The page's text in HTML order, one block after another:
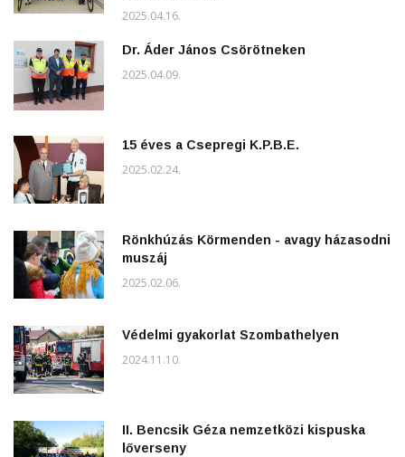
2025.04.16.
Dr. Áder János Csörötneken
2025.04.09.
15 éves a Csepregi K.P.B.E.
2025.02.24.
Rönkhúzás Körmenden - avagy házasodni
muszáj
2025.02.06.
Védelmi gyakorlat Szombathelyen
2024.11.10.
II. Bencsik Géza nemzetközi kispuska
lőverseny